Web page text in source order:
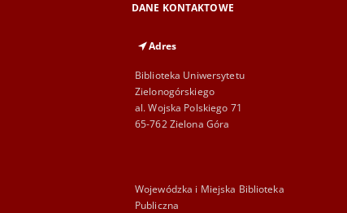
DANE KONTAKTOWE
Adres
Biblioteka Uniwersytetu
Zielonogórskiego
al. Wojska Polskiego 71
65-762 Zielona Góra
Wojewódzka i Miejska Biblioteka
Publiczna